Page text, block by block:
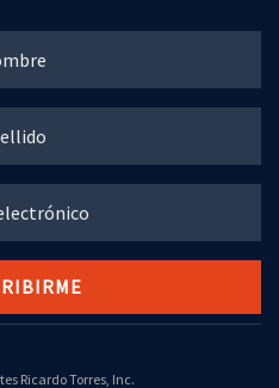
Ricardo Torres, Inc.